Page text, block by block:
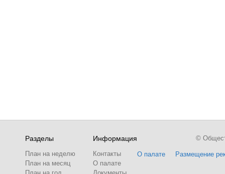
Разделы
План на неделю
План на месяц
Информация
Контакты
О палате
О палате Размещение
©